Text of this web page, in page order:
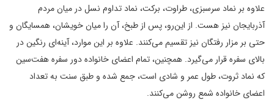
علاوه بر نماد سرسبزی، طراوت، برکت، نماد تداوم نسل‌ در میان مردم
آذربایجان نیز هست. از این‌رو، پس از طبخ، آن را میان خویشان، همسایگان و
حتی بر مزار رفتگان نیز تقسیم می‌کنند. علاوه بر این موارد، آینه‌ای رنگین در
بالای سفره قرار می‌گیرد. همچنین، تمام اعضای خانواده دور سفره هفت‌سین
که نماد ثروت، طول عمر و شادی است، جمع شده و طبق سنت به تعداد
اعضای خانواده شمع روشن می‌کنند.